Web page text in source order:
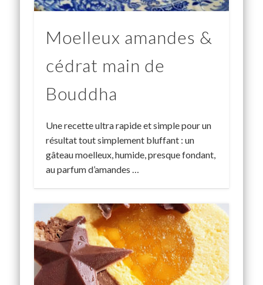
Moelleux amandes &
cédrat main de
Bouddha
Une recette ultra rapide et simple pour un
résultat tout simplement bluffant : un
gâteau moelleux, humide, presque fondant,
au parfum d’amandes …